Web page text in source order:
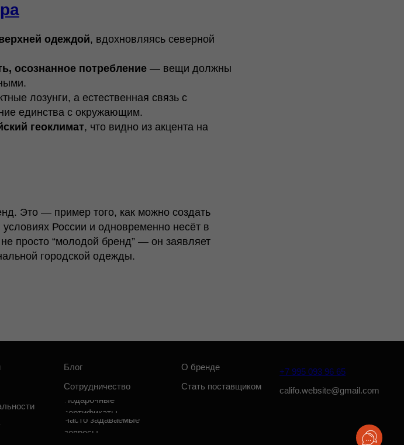
одеждой, вдохновляясь северной
осознанное потребление — вещи должны
лозунги, а естественная связь с
единства с окружающим.
геоклимат, что видно из акцента на
Это — пример того, как можно создать
России и одновременно несёт в
просто “молодой бренд” — он заявляет
городской одежды.
+7 995 093 96 65
califo.website@gmail.com
Блог
Стать поставщиком
Сотрудничество
Подарочные
сертификаты
Часто задаваемые